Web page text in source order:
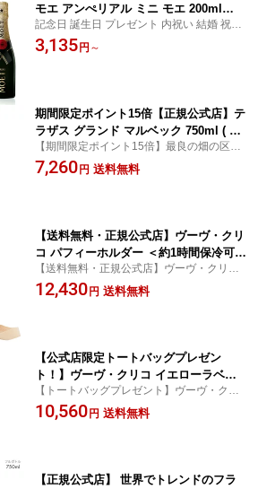
モエ アンぺリアル ミニ モエ 200ml
（単品/2本セット/白ロゼセット） 箱無
し シャンパン ブリュット 辛口 ／ MOE
記念日 誕生日 プレゼント 内祝い 結婚 祝い
出産 お返し お祝い 結婚式 ギフト ご挨拶 新
築祝 記念品 賞品 景品 引越 お中元 プチギフ
3,135 円 ～
期間限定ポイント15倍【正規公式店】テ
ラザス グランド マルベック 750ml ( ア
ルゼンチン 赤ワイン フルボディ ) ／ TE
RRAZAS GRAND MALBEC (Red Wine)
【期間限定ポイント15倍】最良の畑の区画
のマルベックだけをブレンドしたワイン。
口当たりはなめらかで、際立った酸味に円
7,260 円 送料無料
【送料無料・正規公式店】ヴーヴ・クリ
コ パフィーホルダー ＜約1時間保冷可能
＞イエローラベル フルボトル 750ml 12
度 シャンパン 白 ブリュット 辛口 プレ
【送料無料・正規公式店】ヴーヴ・クリコ
を代表するすっきりとした辛口のシャンパ
ン。心地よい爽やかさとフルーティーなア
12,430 円 送料無料
【公式店限定トートバッグプレゼン
ト！】ヴーヴ・クリコ イエローラベル
ブリュット 750ml ( 箱無し ) (シャンパ
ン ブリュット 辛口) 【正規公式店】／
【トートバッグプレゼント】ヴーヴ・クリ
コを代表するすっきりとした辛口のシャン
パン。心地よい爽やかさとフルーティーな
10,560 円 送料無料
【正規公式店】 世界でトレンドのフラ